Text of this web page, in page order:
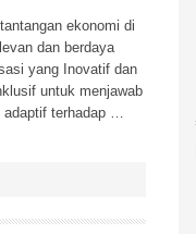
ekonomi di
dan berdaya
yang Inovatif dan
untuk menjawab
adaptif terhadap …